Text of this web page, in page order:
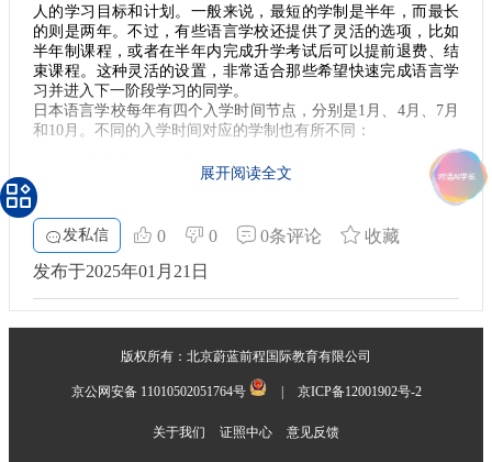
人的学习目标和计划。一般来说，最短的学制是半年，而最长
的则是两年。不过，有些语言学校还提供了灵活的选项，比如
半年制课程，或者在半年内完成升学考试后可以提前退费、结
束课程。这种灵活的设置，非常适合那些希望快速完成语言学
习并进入下一阶段学习的同学。
日本语言学校每年有四个入学时间节点，分别是1月、4月、7月
和10月。不同的入学时间对应的学制也有所不同：
：学制通常是1年3个月。这种学制比较适合那些
希望在较短时间内完成语言学习并准备升学的同学。
：学制通常是1年或2年。4月入学的同学有更多
的时间来适应日本的学习和生活环境，同时也有更充裕
的时间准备升学考试。
7月入学：学制通常是9个月或1年9个月。这种学制相对
灵活，适合那些希望在短时间内提升语言能力并尽快开
始升学准备的同学。
10月入学：学制通常是半年或1年半。对于那些希望快速
校阶段的同学来说，10月入学是一个不错的选择。
展开阅读全文
发私信 0 0 0条评论
收藏
发布于2025年01月21日
版权所有：北京蔚蓝前程国际教育有限公司
京公网安备 11010502051764号 京ICP备12001902号-2
关于我们 证照中心 意见反馈